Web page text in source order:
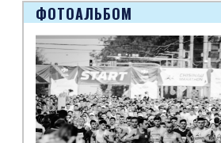
ФОТОАЛЬБОМ